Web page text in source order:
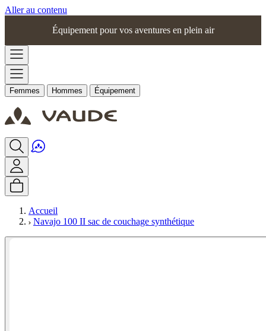
Aller au contenu
Équipement pour vos aventures en plein air
Femmes Hommes Équipement
Accueil
Navajo 100 II sac de couchage synthétique